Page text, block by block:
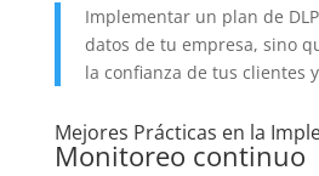
Implementar un plan de
datos de tu empresa, sino
la confianza de tus clientes
Mejores Prácticas en la
Monitoreo continuo